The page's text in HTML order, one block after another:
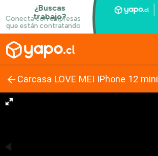
Carcasa LOVE MEI IPhone 12 mini